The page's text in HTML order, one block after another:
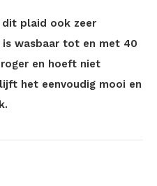
plaid ook zeer
is wasbaar tot en met 40
en hoeft niet
het eenvoudig mooi en